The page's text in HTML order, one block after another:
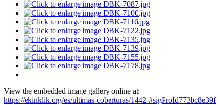
View the embedded image gallery online at:
https://ekinklik.org/es/ultimas-coberturas/1442-#sigProId773bc8e39f